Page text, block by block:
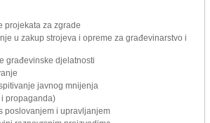
projekata za zgrade
u zakup strojeva i opreme za građevinarstvo i
građevinske djelatnosti
javnog mnijenja
propaganda)
poslovanjem i upravljanjem